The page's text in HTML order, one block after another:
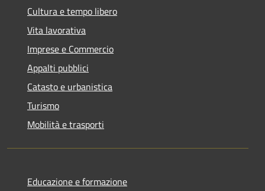
Cultura e tempo libero
Vita lavorativa
Imprese e Commercio
Appalti pubblici
Catasto e urbanistica
Turismo
Mobilità e trasporti
Educazione e formazione